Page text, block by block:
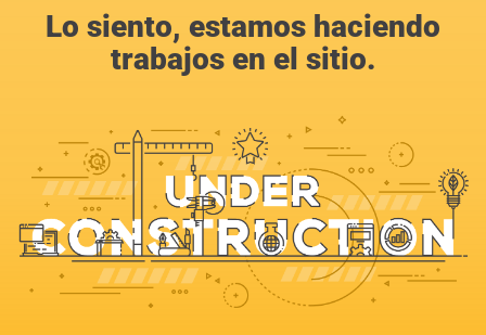
Lo siento, estamos haciendo
trabajos en el sitio.